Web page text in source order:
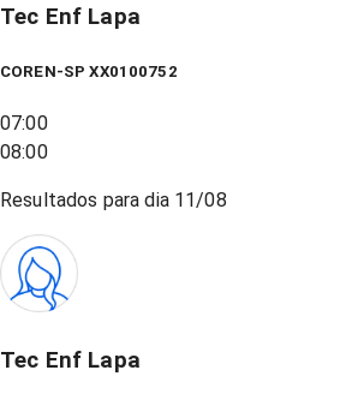
Tec Enf Lapa
COREN-SP XX0100752
07:00
08:00
Resultados para dia 11/08
Tec Enf Lapa